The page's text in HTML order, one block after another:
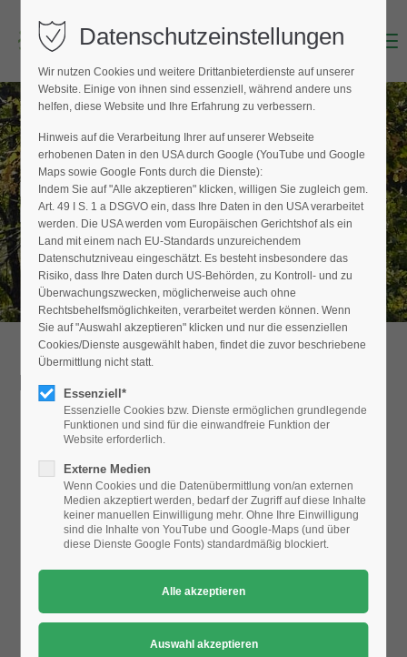
Login
Benutzername (E-Mailadresse)
Passwort
Anmelden
Register|Lost your password?
Support
24h/ 365days
We offer support for our customers
Mon - Fri 8:00am - 5:00pm(GMT +1)
Get in touch
Menu
BAUMPFLEGER FINDEN
Hier finden Sie den Fachbetrieb in Ihrer
Nähe
Detailansicht
nicht angezeigt.
Bitte ändern Sie dieDatenschutz-Einstellungen, indem Sie
auch "externe Medien" zulassen.
Datenschutzeinstellungen
Wir nutzen Cookies und weitere Drittanbieterdienste auf unserer
Website. Einige von ihnen sind essenziell, während andere uns
helfen, diese Website und Ihre Erfahrung zu verbessern.
Hinweis auf die Verarbeitung Ihrer auf unserer Webseite
erhobenen Daten in den USA durch Google (YouTube und Google
Maps sowie Google Fonts durch die Dienste):
Indem Sie auf "Alle akzeptieren" klicken, willigen Sie zugleich gem.
Art. 49 I S. 1 a DSGVO ein, dass Ihre Daten in den USA verarbeitet
werden. Die USA werden vom Europäischen Gerichtshof als ein
Land mit einem nach EU-Standards unzureichendem
Datenschutzniveau eingeschätzt. Es besteht insbesondere das
Risiko, dass Ihre Daten durch US-Behörden, zu Kontroll- und zu
Überwachungszwecken, möglicherweise auch ohne
Rechtsbehelfsmöglichkeiten, verarbeitet werden können. Wenn
Sie auf "Auswahl akzeptieren" klicken und nur die essenziellen
Cookies/Dienste ausgewählt haben, findet die zuvor beschriebene
Übermittlung nicht statt.
Essenziell*
Essenzielle Cookies bzw. Dienste ermöglichen grundlegende
Funktionen und sind für die einwandfreie Funktion der
Website erforderlich.
Externe Medien
Wenn Cookies und die Datenübermittlung von/an externen
Medien akzeptiert werden, bedarf der Zugriff auf diese Inhalte
keiner manuellen Einwilligung mehr. Ohne Ihre Einwilligung
sind die Inhalte von YouTube und Google-Maps (und über
diese Dienste Google Fonts) standardmäßig blockiert.